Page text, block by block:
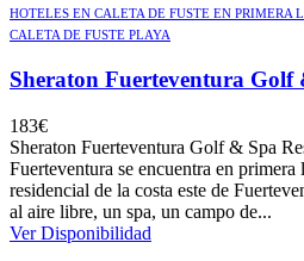
HOTELES EN CALETA DE FUSTE EN PRIMERA
CALETA DE FUSTE PLAYA
Sheraton Fuerteventura Golf
183€
Sheraton Fuerteventura Golf & Spa
Fuerteventura se encuentra en
residencial de la costa este de
al aire libre, un spa, un campo de...
Ver Disponibilidad